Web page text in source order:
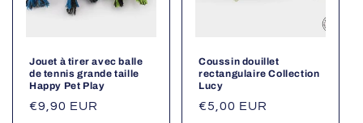
Jouet à tirer avec balle
de tennis grande taille
Happy Pet Play
Prix
€9,90 EUR
Coussin douillet
rectangulaire Collection
Lucy
Prix
€5,00 EUR